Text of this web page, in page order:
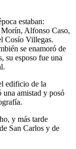
estaban:
Alfonso Caso,
Cosío Villegas.
se enamoró de
su esposo fue una
edificio de la
una amistad y posó
y más tarde
San Carlos y de